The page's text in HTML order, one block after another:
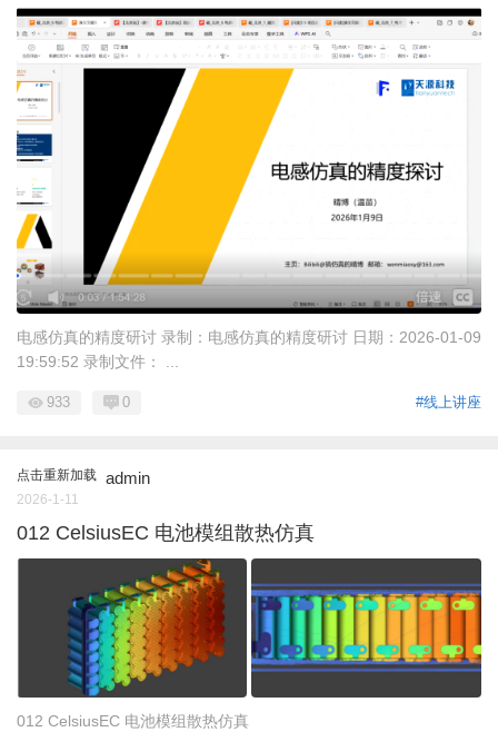
电感仿真的精度研讨 录制：电感仿真的精度研讨 日期：2026-01-09
19:59:52 录制文件： ...
#线上讲座
933 0
点击重新加载 admin
2026-1-11
012 CelsiusEC 电池模组散热仿真
012 CelsiusEC 电池模组散热仿真